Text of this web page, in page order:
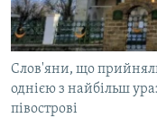
УКРАЇНСЬКА
ІНФОГРАФІКА
ДОЛУЧАЙСЯ!
Слов'яни, що
однією з найбільш
півострові